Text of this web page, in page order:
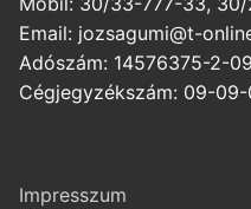
Email: jozsagumi@t-
Adószám: 14576375-2-09
Cégjegyzékszám: 09-09-
Impresszum